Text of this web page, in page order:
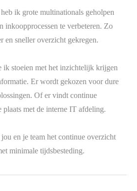
ik grote multinationals geholpen
inkoopprocessen te verbeteren. Zo
en sneller overzicht gekregen.
ik stoeien met het inzichtelijk krijgen
Er wordt gekozen voor dure
Of er vindt continue
plaats met de interne IT afdeling.
en je team het continue overzicht
minimale tijdsbesteding.